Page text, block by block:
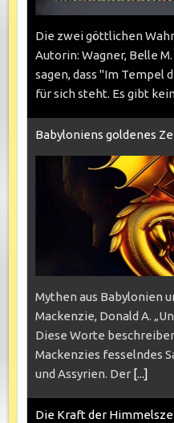
Die zwei göttlichen
Autorin: Wagner, Belle
sagen, dass "Im Tempel
für sich steht. Es gibt
Babyloniens goldenes
Mythen aus Babylonien
Mackenzie, Donald A.
Diese Worte
Mackenzies fesselndes
und Assyrien. Der [...]
Die Kraft der